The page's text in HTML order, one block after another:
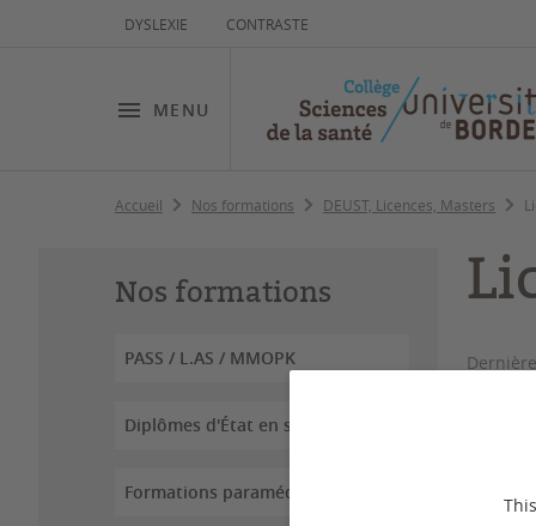
DYSLEXIE CONTRASTE
MENU
Accueil Nos formations DEUST, Licences, Masters
Nos formations
PASS / L.AS / MMOPK
Diplômes d'État en santé
Formations paramédicales